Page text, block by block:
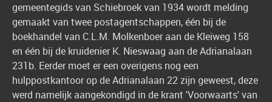
gemeentegids van Schiebroek van 1934 wordt melding
gemaakt van twee postagentschappen, één bij de
boekhandel van C.L.M. Molkenboer aan de Kleiweg 158
en één bij de kruidenier K. Nieswaag aan de Adrianalaan
231b. Eerder moet er een overigens nog een
hulppostkantoor op de Adrianalaan 22 zijn geweest, deze
werd namelijk aangekondigd in de krant 'Voorwaarts' van